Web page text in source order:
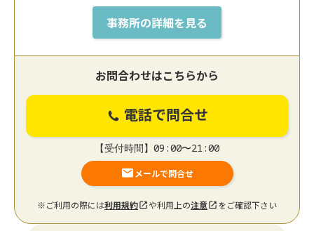
事務所の詳細を見る
お問合わせはこちらから
電話で問合せ
【受付時間】09:00〜21:00
メールで問合せ
※ご利用の際には利用規約 や利用上の注意 をご確認下さい